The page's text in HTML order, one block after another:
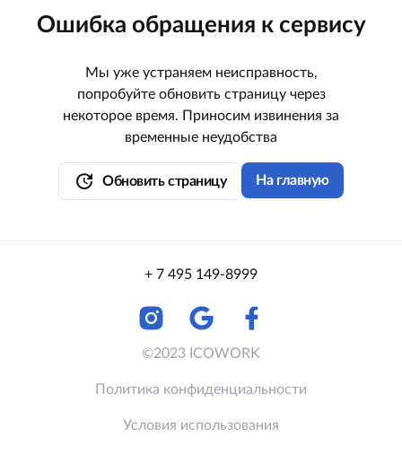
Ошибка обращения к сервису
Мы уже устраняем неисправность,
попробуйте обновить страницу через
некоторое время. Приносим извинения за
временные неудобства
update Обновить страницу На главную
+ 7 495 149-8999
©2023 ICOWORK
Политика конфиденциальности
Условия использования